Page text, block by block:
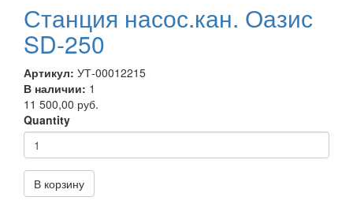
Станция насос.кан. Оазис
SD-250
Артикул: УТ-00012215
В наличии: 1
11 500,00 руб.
Quantity
В корзину